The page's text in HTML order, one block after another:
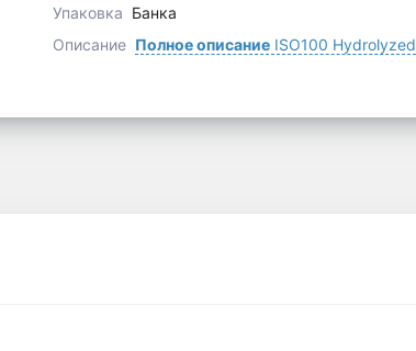
Упаковка Банка
Описание Полное описаниеISO100 Hydrolyzed